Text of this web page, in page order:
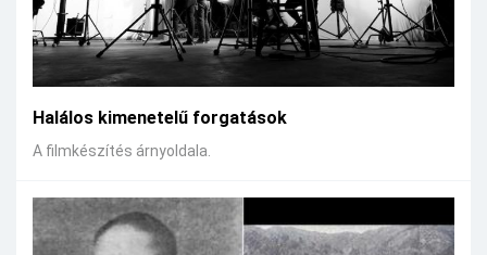
Halálos kimenetelű forgatások
A filmkészítés árnyoldala.